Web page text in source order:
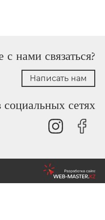
с нами связаться?
Написать нам
сетях